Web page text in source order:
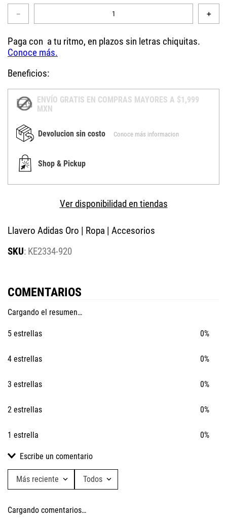
＋
－
Beneficios:
ENVÍO GRATIS EN COMPRAS MAYORES A $1,999
MXN
Devolucion sin costo Conoce más informacion
Shop & Pickup
Ver disponibilidad en tiendas
Llavero Adidas Oro | Ropa | Accesorios
: KE2334-920
COMENTARIOS
Cargando el resumen…
5 estrellas 0%
4 estrellas 0%
3 estrellas 0%
2 estrellas 0%
1 estrella 0%
Escribe un comentario
Más reciente Todos
Cargando comentarios…